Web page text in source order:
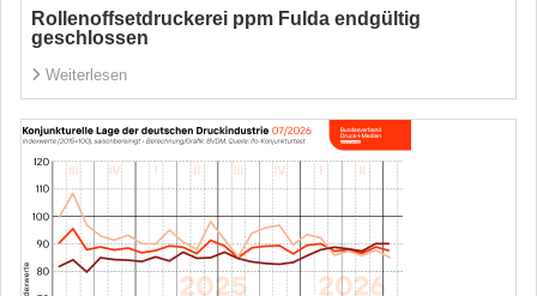
Rollenoffsetdruckerei ppm Fulda endgültig
geschlossen
Weiterlesen